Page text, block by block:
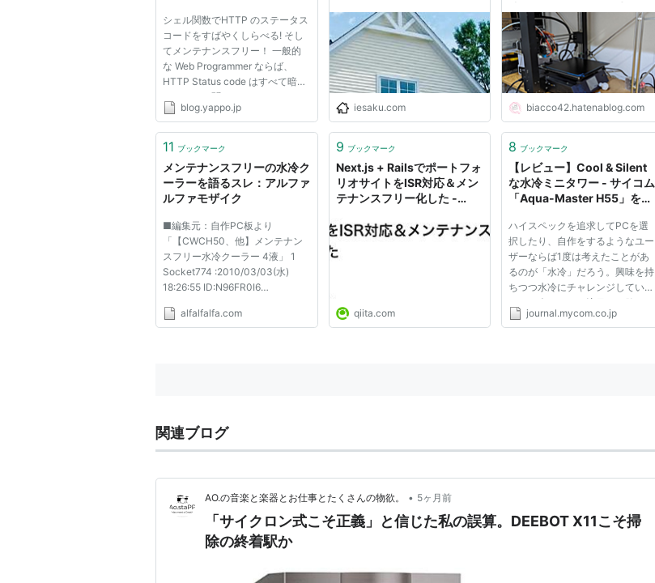
シェル関数でHTTP のステータス
コードをすばやくしらべる! そし
てメンテナンスフリー！ 一般的
な Web Programmer ならば、
HTTP Status code はすべて暗記
していると聞きました。 しか
し、僕は初心者なので、なかなか
ステータスコードをさがすのに便
httpstatu...
blog.yappo.jp iesaku.com biacco42.hatenablog.com
11 ブックマーク
メンテナンスフリーの水冷ク
ーラーを語るスレ：アルファ
ルファモザイク
■編集元：自作PC板より
「【CWCH50、他】メンテナン
スフリー水冷クーラー 4液」 1
Socket774 :2010/03/03(水)
18:26:55 ID:N96FR0I6
──────┐ │当スレ
alfalfalfa.com
9 ブックマーク
Next.js + Railsでポートフォ
リオサイトをISR対応＆メン
テナンスフリー化した -
qiita.com
8 ブックマーク
【レビュー】Cool & Silent
な水冷ミニタワー - サイコム
「Aqua-Master H55」を試
提供するメンテナンスフリー
の水冷マシン | パソコン | マ
イコミジャーナル
ハイスペックを追求してPCを選
択したり、自作をするようなユー
ザーならば1度は考えたことがあ
るのが「水冷」だろう。興味を持
ちつつ水冷にチャレンジしていな
かった人にはぜひ注目して欲しい
のが、「Aqua-Master H55」。
journal.mycom.co.jp
関連ブログ
AO.の音楽と楽器とお仕事とたくさんの物欲。 • 5ヶ月前
「サイクロン式こそ正義」と信じた私の誤算。DEEBOT X11こそ掃
除の終着駅か